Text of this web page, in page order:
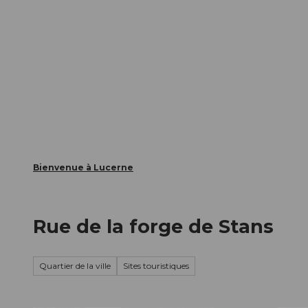
Bienvenue à Lucerne
Rue de la forge de Stans
Quartier de la ville Sites touristiques